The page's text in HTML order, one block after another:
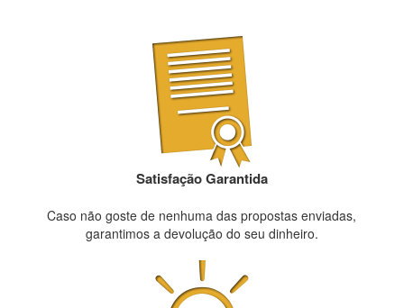
Satisfação Garantida
Caso não goste de nenhuma das propostas enviadas,
garantimos a devolução do seu dinheiro.